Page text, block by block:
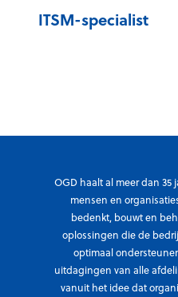
ITSM-specialist
OGD haalt al meer dan 35
mensen en
bedenkt, bouwt en
oplossingen die de
optimaal
uitdagingen van alle
vanuit het idee dat